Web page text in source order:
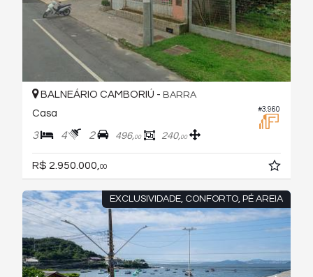
#3.960
BALNEÁRIO CAMBORIÚ - BARRA
Casa
3 4 2 496,00 240,00
R$ 2.950.000, 00
EXCLUSIVIDADE, CONFORTO, PÉ AREIA